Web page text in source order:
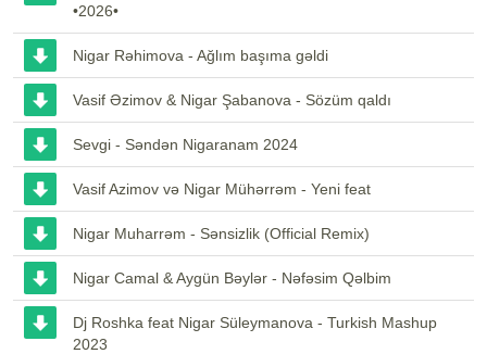
•2026•
Nigar Rəhimova - Ağlım başıma gəldi
Vasif Əzimov & Nigar Şabanova - Sözüm qaldı
Sevgi - Səndən Nigaranam 2024
Vasif Azimov və Nigar Mühərrəm - Yeni feat
Nigar Muharrəm - Sənsizlik (Official Remix)
Nigar Camal & Aygün Bəylər - Nəfəsim Qəlbim
Dj Roshka feat Nigar Süleymanova - Turkish Mashup
2023